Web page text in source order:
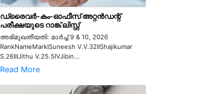
ഡ്രൈവർ-കം-ഓഫീസ് അറ്റൻഡന്റ്
പരീക്ഷയുടെ റാങ്ക് ലിസ്റ്റ്
അഭിമുഖതീയതി: മാർച്ച് 9 & 10, 2026
RankNameMarkISuneesh V.V.32IIShajikumar
S.26IIIJithu V.25.5IVJibin...
Read More